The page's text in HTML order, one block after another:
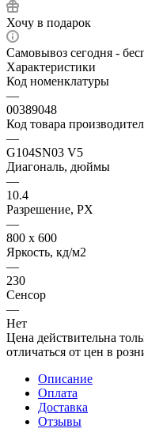
Хочу в подарок
Самовывоз сегодня -
Характеристики
Код номенклатуры
—
00389048
Код товара
—
G104SN03 V5
Диагональ, дюймы
—
10.4
Разрешение, PX
—
800 х 600
Яркость, кд/м2
—
230
Сенсор
—
Нет
Цена действительна
отличаться от цен в
Описание
Оплата
Доставка
Отзывы